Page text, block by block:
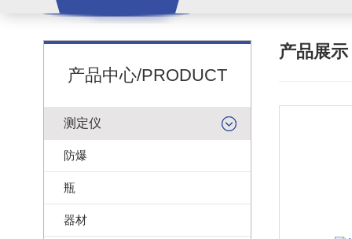
产品中心/PRODUCT
测定仪
防爆
瓶
器材
产品展示